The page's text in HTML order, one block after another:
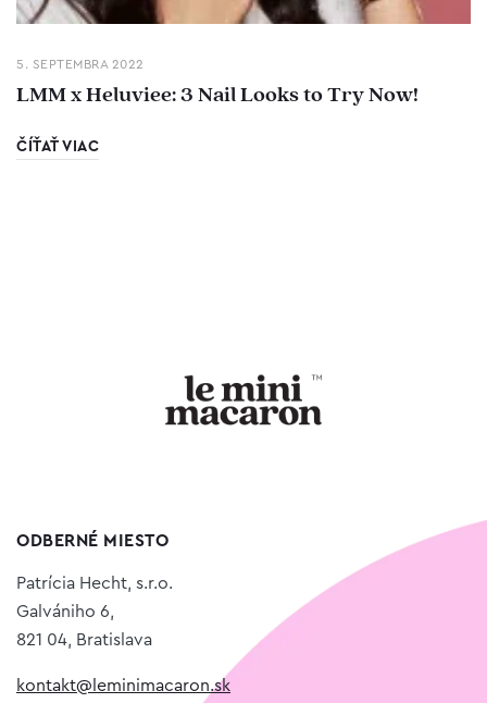
5. SEPTEMBRA 2022
LMM x Heluviee: 3 Nail Looks to Try Now!
ČÍŤAŤ VIAC
ODBERNÉ MIESTO
Patrícia Hecht, s.r.o.
Galvániho 6,
821 04, Bratislava
kontakt@leminimacaron.sk